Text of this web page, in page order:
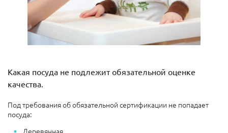
Какая посуда не подлежит обязательной оценке
качества.
Под требования об обязательной сертификации не попадает
посуда:
Деревянная